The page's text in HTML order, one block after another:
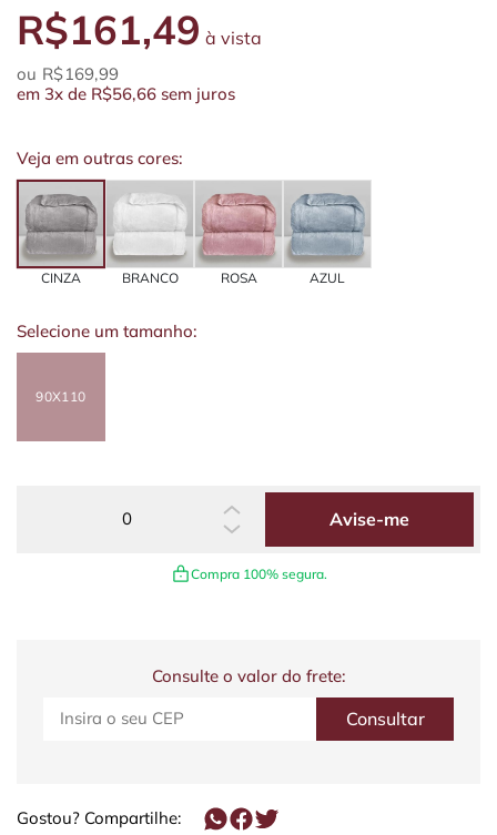
R$161,49 à vista
R$169,99
em 3x de R$56,66 sem juros
Veja em outras cores:
CINZA BRANCO ROSA AZUL
Selecione um tamanho:
90X110
Avise-me
Compra 100% segura.
Consulte o valor do frete:
Gostou? Compartilhe: